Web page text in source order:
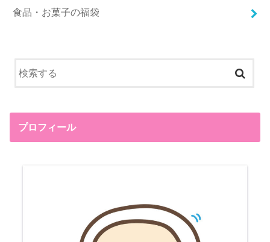
食品・お菓子の福袋
プロフィール